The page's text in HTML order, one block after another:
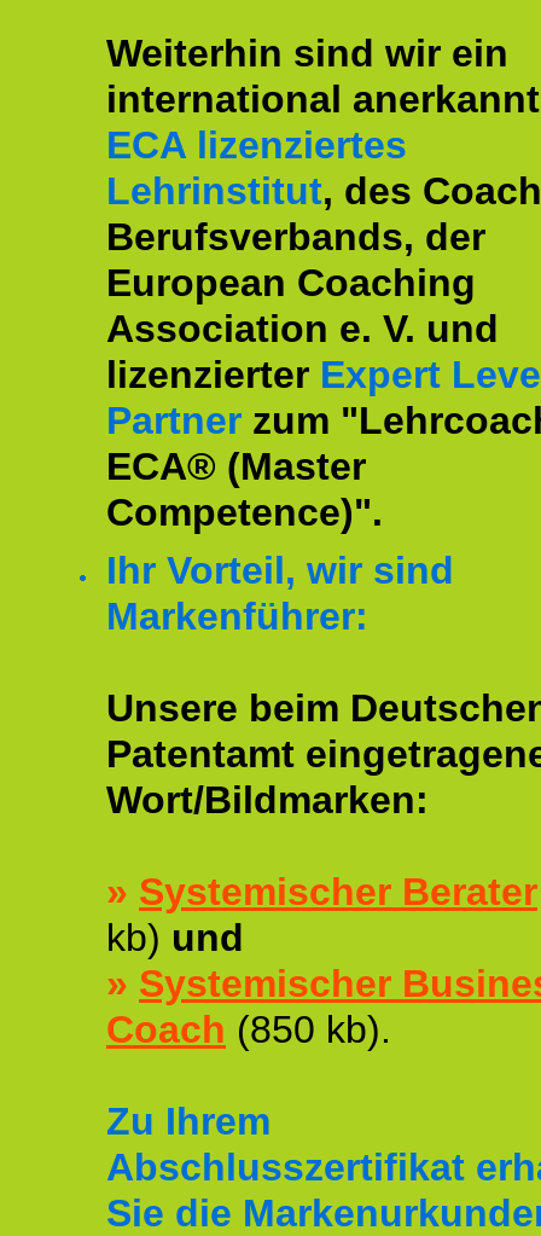
Weiterhin sind wir ein
international
ECA lizenziertes
Lehrinstitut, des
Berufsverbands, der
European Coaching
Association e. V. und
lizenzierter Expert
Partner zum
ECA® (Master
Competence)".
Ihr Vorteil, wir sind
Markenführer:
Unsere beim
Patentamt
Wort/Bildmarken:
» Systemischer Berater
kb) und
» Systemischer
Coach (850 kb).
Zu Ihrem
Abschlusszertifikat
Sie die